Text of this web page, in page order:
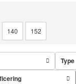
140 152
Type